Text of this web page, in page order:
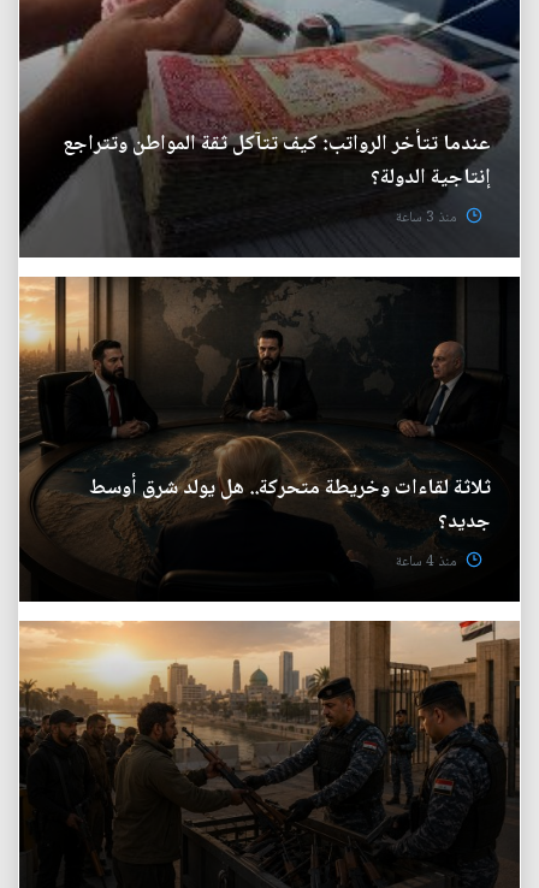
عندما تتأخر الرواتب: كيف تتآكل ثقة المواطن وتتراجع
إنتاجية الدولة؟
منذ 3 ساعة
ثلاثة لقاءات وخريطة متحركة.. هل يولد شرق أوسط
جديد؟
منذ 4 ساعة